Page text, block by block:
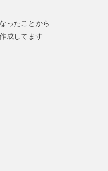
ったことから
成してます